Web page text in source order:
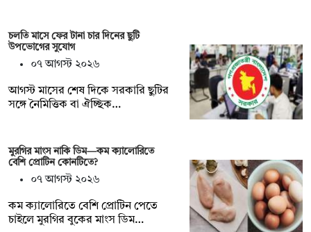
চলতি মাসে ফের টানা চার দিনের ছুটি
উপভোগের সুযোগ
০৭ আগস্ট ২০২৬
আগস্ট মাসের শেষ দিকে সরকারি ছুটির
সঙ্গে নৈমিত্তিক বা ঐচ্ছিক…
মুরগির মাংস নাকি ডিম—কম ক্যালোরিতে
বেশি প্রোটিন কোনটিতে?
০৭ আগস্ট ২০২৬
কম ক্যালোরিতে বেশি প্রোটিন পেতে
চাইলে মুরগির বুকের মাংস ডিম…